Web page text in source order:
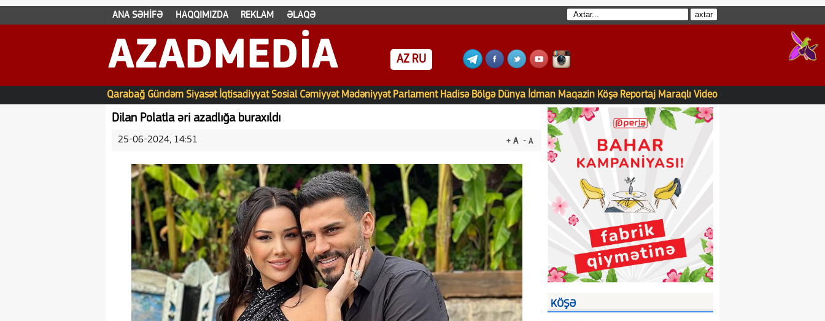
ANA SƏHİFƏ HAQQIMIZDA REKLAM ƏLAQƏ
AZADMEDIA AZ RU
Qarabağ Gündəm Siyasət İqtisadiyyat Sosial Cəmiyyət Mədəniyyət Parlament Hadisə Bölgə Dünya İdman Maqazin Köşə Reportaj Maraqlı Video
Dilan Polatla əri azadlığa buraxıldı
+ A - A
25-06-2024, 14:51
KÖŞƏ